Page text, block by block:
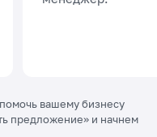
вашему бизнесу
предложение» и начнем